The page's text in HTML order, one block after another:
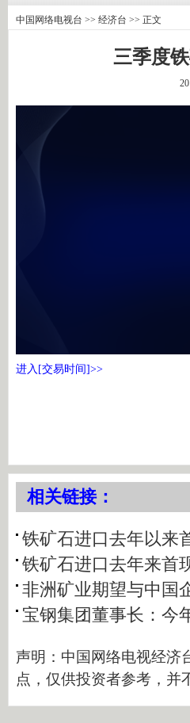
中国网络电视台 >> 经济台 >> 正文
三季度
进入[交易时间]>>
相关链接：
铁矿石进口去年以来
铁矿石进口去年来首
非洲矿业期望与中国
宝钢集团董事长：今
声明：中国网络电视经济
点，仅供投资者参考，并